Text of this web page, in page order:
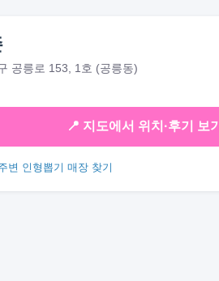
공릉로 153, 1호 (공릉동)
📍 지도에서 위치·후기 보기
변 인형뽑기 매장 찾기